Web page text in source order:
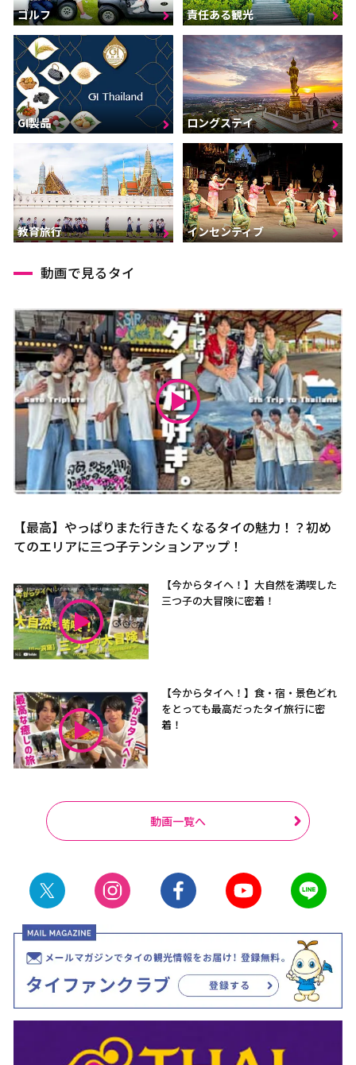
ゴルフ 責任ある観光
GI製品 ロングステイ
教育旅行 インセンティブ
動画で見るタイ
【最高】やっぱりまた行きたくなるタイの魅力！？初め
てのエリアに三つ子テンションアップ！
【今からタイへ！】大自然を満喫した
三つ子の大冒険に密着！
【今からタイへ！】食・宿・景色どれ
をとっても最高だったタイ旅行に密
着！
動画一覧へ